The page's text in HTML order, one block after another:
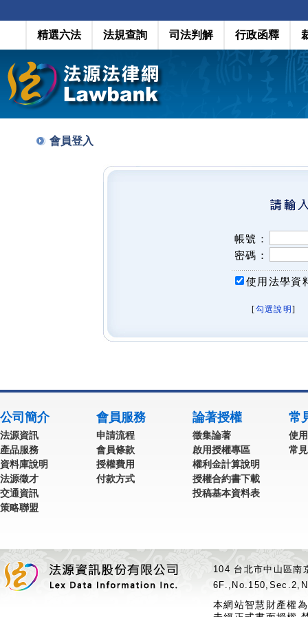
精選六法 法規查詢 司法判解 行政函釋
會員登入
帳號：
密碼：
使用法學資
[勾選說明 ]
公司簡介
法源資訊
產品服務
資料庫說明
法源徵才
交通資訊
策略聯盟
會員服務
申請流程
會員條款
授權費用
付款方式
論著授權
徵集論著
啟用授權專區
權利金計算說明
授權合約書下載
投稿基本資料表
常
使
常
104 台北市中山區
本網站智慧財產權